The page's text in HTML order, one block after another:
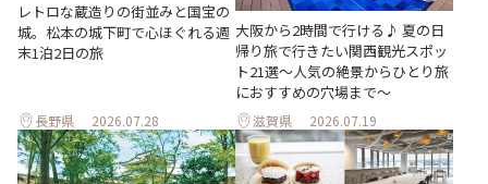
レトロな蔵造りの街並みと国宝の
城。松本の城下町で心ほぐれる週
末1泊2日の旅
長野県 2026.07.28
大阪から2時間で行ける♪ 夏の日
帰り旅で行きたい関西観光スポッ
ト21選～人気の絶景からひとり旅
におすすめの穴場まで～
滋賀県 2026.07.19